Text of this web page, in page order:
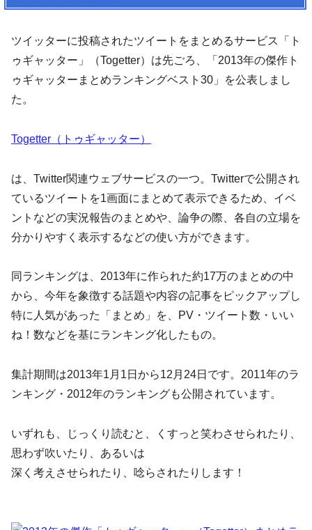
ツイッターに投稿されたツイートをまとめるサービス「ト
ゥギャッター」（Togetter）は先ごろ、「2013年の傑作ト
ゥギャッターまとめランキングベスト30」を公表しまし
た。
Togetter（トゥギャッター）
は、Twitter関連ウェブサービスの一つ。Twitterで公開され
ているツイートを1画面にまとめて表示できるため、イベ
ントなどの実況報告のまとめや、論争の際、各自の立場を
分かりやすく表示するなどの使い方ができます。
同ランキングは、2013年に作られた約17万のまとめの中
から、今年を象徴する話題や内容の記事をピックアップし
特に人気があった「まとめ」を、PV・ツイート数・いい
ね！数などを基にランキング化したもの。
集計期間は2013年1月1日から12月24日です。2011年のラ
ンキング・2012年のランキングも公開されています。
いずれも、じっくり読むと、くすっと笑わさせられたり、
思わず吹いたり、あるいは
深く考えさせられたり、唸らされたりします！